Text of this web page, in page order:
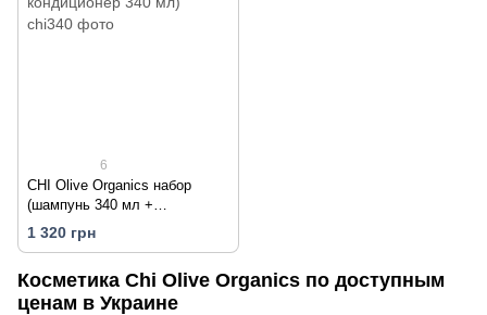
6
CHI Olive Organics набор
(шампунь 340 мл +
кондиционер 340 мл)
1 320 грн
Косметика Chi Olive Organics по доступным
ценам в Украине